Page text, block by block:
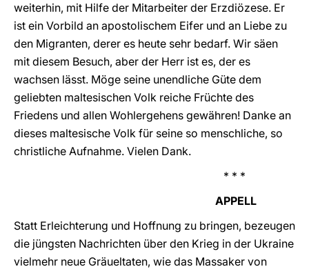
weiterhin, mit Hilfe der Mitarbeiter der Erzdiözese. Er
ist ein Vorbild an apostolischem Eifer und an Liebe zu
den Migranten, derer es heute sehr bedarf. Wir säen
mit diesem Besuch, aber der Herr ist es, der es
wachsen lässt. Möge seine unendliche Güte dem
geliebten maltesischen Volk reiche Früchte des
Friedens und allen Wohlergehens gewähren! Danke an
dieses maltesische Volk für seine so menschliche, so
christliche Aufnahme. Vielen Dank.
* * *
APPELL
Statt Erleichterung und Hoffnung zu bringen, bezeugen
die jüngsten Nachrichten über den Krieg in der Ukraine
vielmehr neue Gräueltaten, wie das Massaker von